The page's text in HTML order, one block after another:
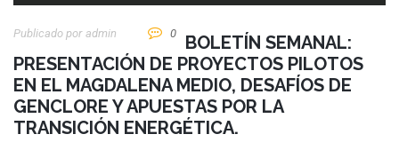
Publicado por Admin 0
BOLETÍN SEMANAL:
PRESENTACIÓN DE PROYECTOS PILOTOS
EN EL MAGDALENA MEDIO, DESAFÍOS DE
GENCLORE Y APUESTAS POR LA
TRANSICIÓN ENERGÉTICA.